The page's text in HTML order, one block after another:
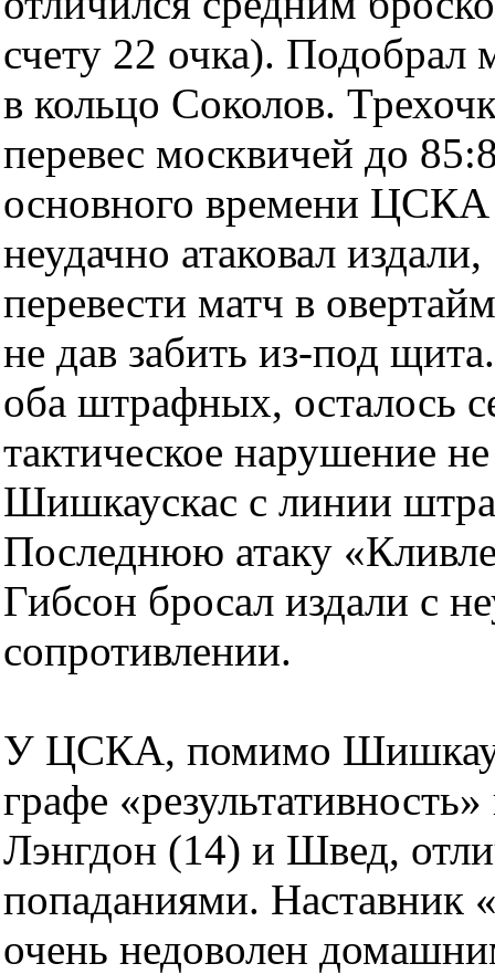
счету 22 очка). Подобрал
в кольцо Соколов.
перевес москвичей до
основного времени
неудачно атаковал
перевести матч в
не дав забить из-под
оба штрафных, осталось
тактическое нарушение
Шишкаускас с линии
Последнюю атаку
Гибсон бросал издали с
сопротивлении.
У ЦСКА, помимо
графе
Лэнгдон (14) и Швед,
попаданиями. Наставник
очень недоволен